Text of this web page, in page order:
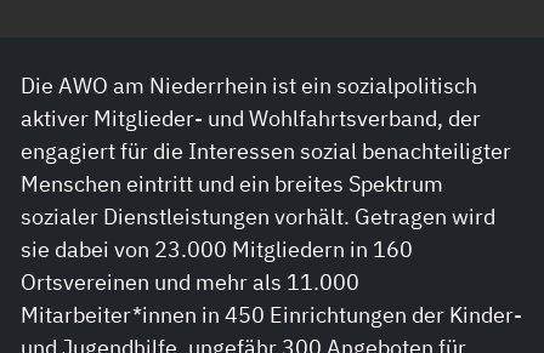
Die AWO am Niederrhein ist ein sozialpolitisch
aktiver Mitglieder- und Wohlfahrtsverband, der
engagiert für die Interessen sozial benachteiligter
Menschen eintritt und ein breites Spektrum
sozialer Dienstleistungen vorhält. Getragen wird
sie dabei von 23.000 Mitgliedern in 160
Ortsvereinen und mehr als 11.000
Mitarbeiter*innen in 450 Einrichtungen der Kinder-
und Jugendhilfe, ungefähr 300 Angeboten für